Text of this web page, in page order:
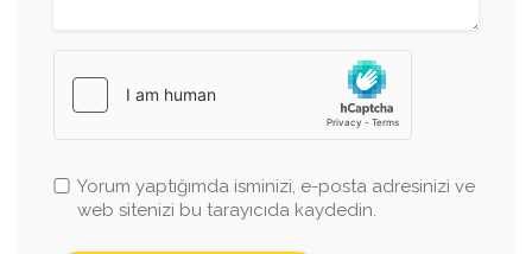
Yorum yaptığımda isminizi, e-posta adresinizi ve
web sitenizi bu tarayıcıda kaydedin.